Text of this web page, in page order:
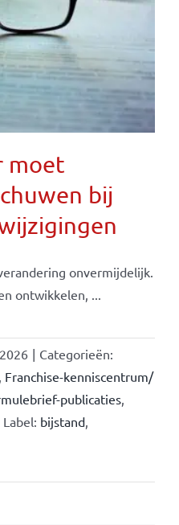
moet
bij
onvermijdelijk.
ontwikkelen, ...
| Categorieën:
, Franchise-kenniscentrum/
publicaties,
Label: bijstand,